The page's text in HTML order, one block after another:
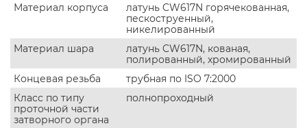
Материал корпуса
латунь CW617N горячекованная,
пескоструенный,
никелированный
Материал шара
латунь CW617N, кованая,
полированный, хромированный
Концевая резьба
трубная по ISO 7:2000
Класс по типу
проточной части
затворного органа
полнопроходный